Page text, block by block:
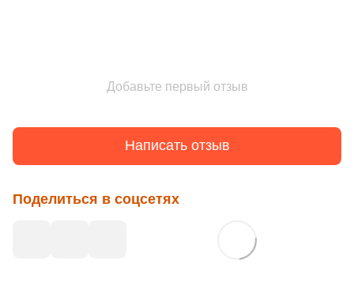
Добавьте первый отзыв
Написать отзыв
Поделиться в соцсетях